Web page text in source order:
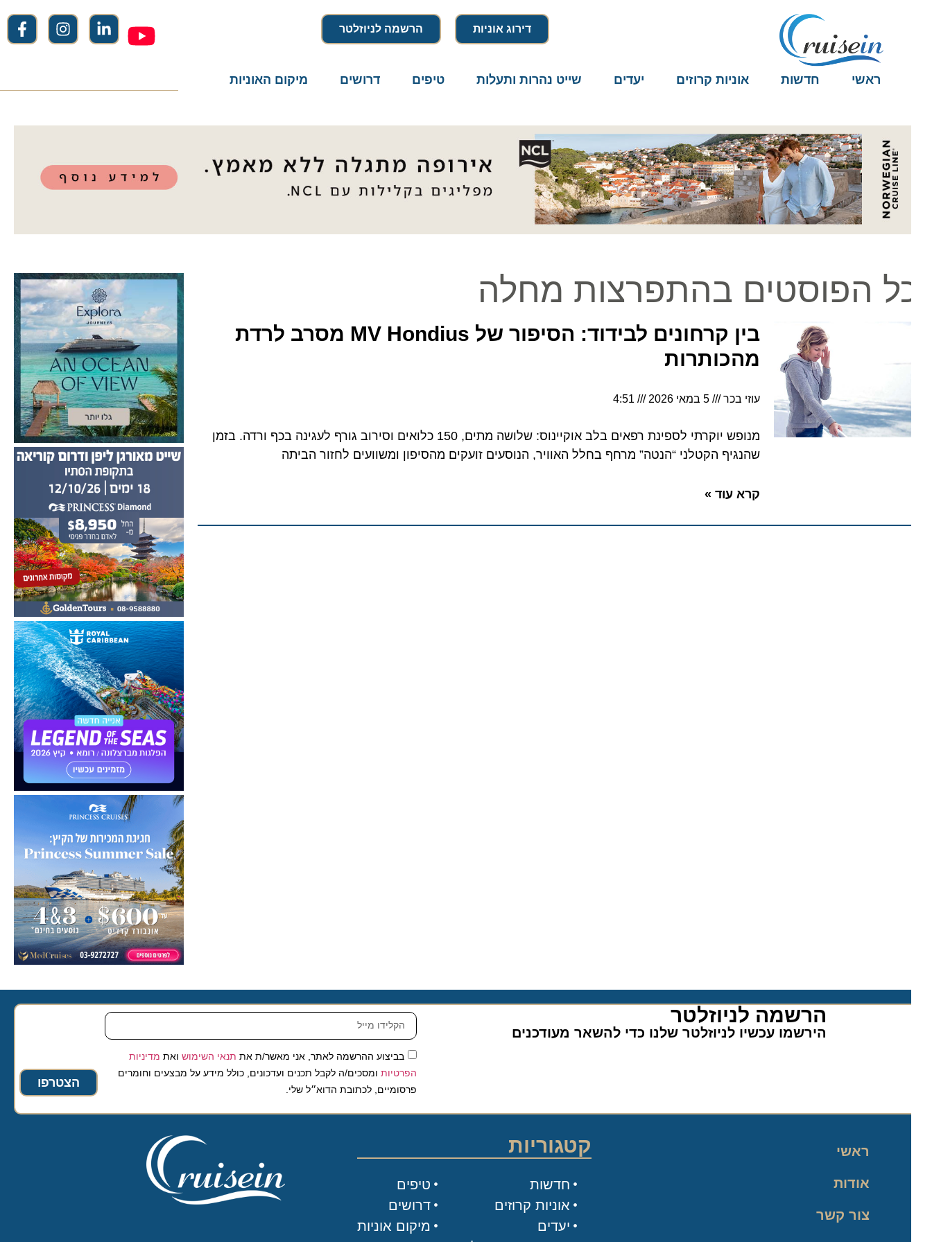
הרשמה לניוזלטר דירוג אוניות
ראשי חדשות אוניות קרוזים יעדים שייט נהרות ותעלות טיפים דרושים מיקום האוניות
הפוסטים בהתפרצות מחלה
בין קרחונים לבידוד: הסיפור של MV Hondius מסרב לרדת
מהכותרות
עוזי בכר 5 במאי 2026 4:51
מנופש יוקרתי לספינת רפאים בלב אוקיינוס: שלושה מתים, 150 כלואים וסירוב גורף לעגינה בכף ורדה. בזמן
שהנגיף הקטלני “הנטה” מרחף בחלל האוויר, הנוסעים זועקים מהסיפון ומשוועים לחזור הביתה
קרא עוד »
הרשמה לניוזלטר​
הירשמו עכשיו לניוזלטר שלנו כדי להשאר מעודכנים
בביצוע ההרשמה לאתר, אני מאשר/ת אתתנאי השימושואת מדיניות
הפרטיותומסכים/ה לקבל תכנים ועדכונים, כולל מידע על מבצעים וחומרים
פרסומיים, לכתובת הדוא״ל שלי.
הצטרפו
קטגוריות
טיפים
דרושים
מיקום אוניות
חדשות
אוניות קרוזים
יעדים
ראשי
אודות
צור קשר